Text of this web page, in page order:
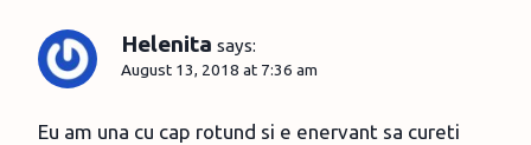
Helenita says:
August 13, 2018 at 7:36 am
Eu am una cu cap rotund si e enervant sa cureti